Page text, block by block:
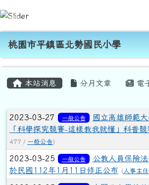
跳至主內容區
桃園市平鎮區北勢國民
導覽列
桃園市平鎮區北勢國民小學
本站消息 分月文章 電
文章列表
2023-03-27 一般公告
國立高雄師範
「科學探究競賽-這樣教我就懂」科普競
477 / 一般公告)
2023-03-25 一般公告
公教人員保險
於民國112年1月11日修正公布
( 人事主任